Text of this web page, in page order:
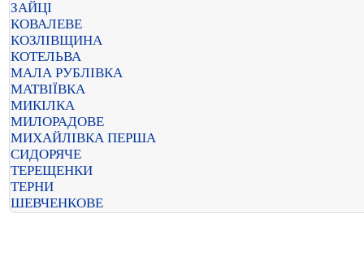
ЗАЙЦІ
КОВАЛЕВЕ
КОЗЛІВЩИНА
КОТЕЛЬВА
МАЛА РУБЛІВКА
МАТВІЇВКА
МИКІЛКА
МИЛОРАДОВЕ
МИХАЙЛІВКА ПЕРША
СИДОРЯЧЕ
ТЕРЕЩЕНКИ
ТЕРНИ
ШЕВЧЕНКОВЕ